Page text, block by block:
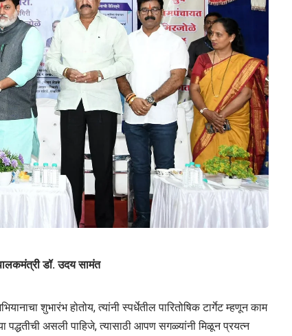
डॉ. उदय सामंत
शुभारंभ होतोय, त्यांनी स्पर्धेतील पारितोषिक टार्गेट म्हणून काम
असली पाहिजे, त्यासाठी आपण सगळ्यांनी मिळून प्रयत्न